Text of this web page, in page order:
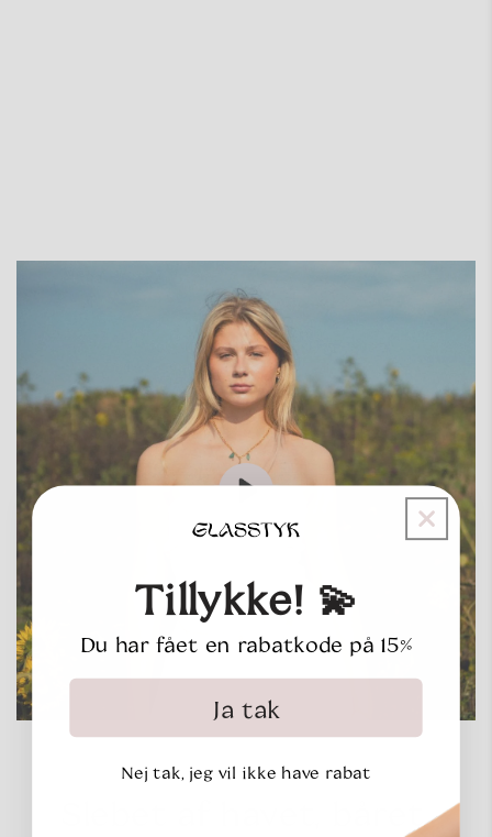
Tillykke! 💫
Du har fået en rabatkode på 15%
Ja tak
Nej tak, jeg vil ikke have rabat